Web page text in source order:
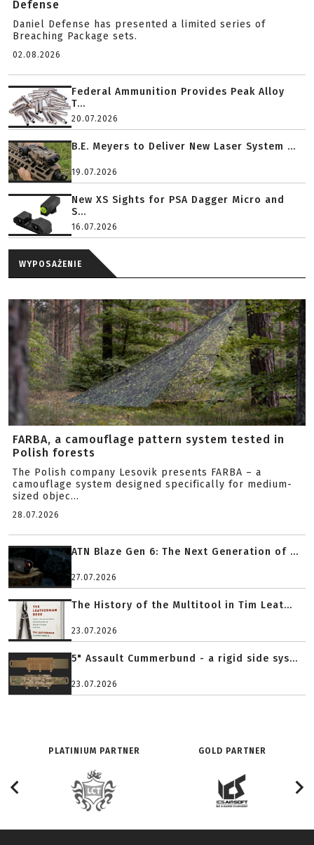
Defense
Daniel Defense has presented a limited series of
Breaching Package sets.
02.08.2026
Federal Ammunition Provides Peak Alloy
T...
20.07.2026
B.E. Meyers to Deliver New Laser System ...
19.07.2026
New XS Sights for PSA Dagger Micro and
S...
16.07.2026
WYPOSAŻENIE
FARBA, a camouflage pattern system tested in
Polish forests
The Polish company Lesovik presents FARBA – a
camouflage system designed specifically for medium-
sized objec...
28.07.2026
ATN Blaze Gen 6: The Next Generation of ...
27.07.2026
The History of the Multitool in Tim Leat...
23.07.2026
5" Assault Cummerbund - a rigid side sys...
23.07.2026
PLATINIUM PARTNER GOLD PARTNER